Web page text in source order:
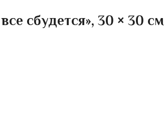
сбудется», 30 × 30 см